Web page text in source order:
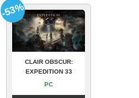
CLAIR OBSCUR:
EXPEDITION 33
PC
-53%